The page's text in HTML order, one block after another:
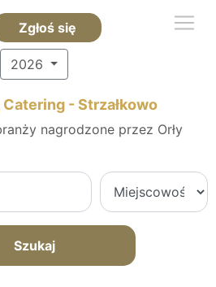
Zgłoś się
2026
- Strzałkowo
nagrodzone przez Orły
Szukaj